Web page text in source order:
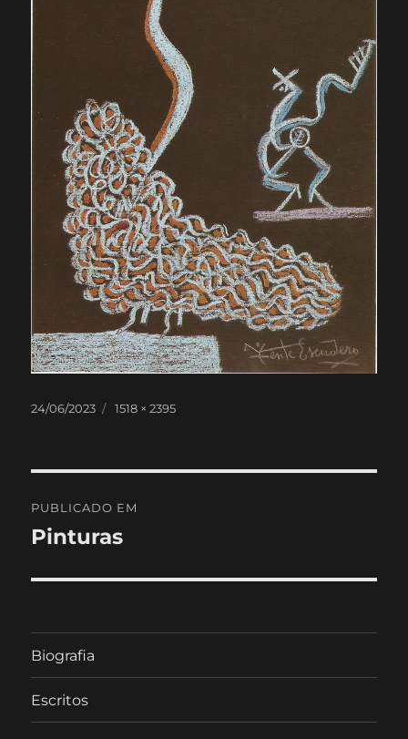
Publicado
24/06/2023
Tamanho
1518 × 2395
de
PUBLICADO EM
Pinturas
Biografia
Escritos